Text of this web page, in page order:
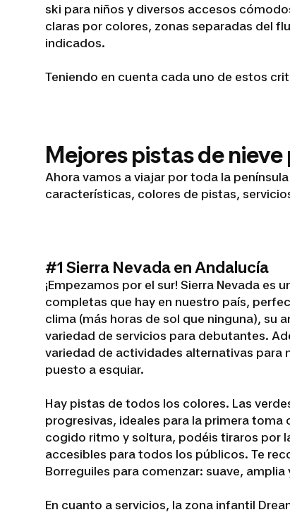
ski para niños y diversos accesos
claras por colores, zonas separadas del
indicados.
Teniendo en cuenta cada uno de estos
Mejores pistas de
Ahora vamos a viajar por toda la
características, colores de pistas,
#1 Sierra Nevada en Andalucía
¡Empezamos por el sur! Sierra Nevada es
completas que hay en nuestro país,
clima (más horas de sol que ninguna), su
variedad de servicios para debutantes.
variedad de actividades alternativas para
puesto a esquiar.
Hay pistas de todos los colores. Las
progresivas, ideales para la primera toma
cogido ritmo y soltura, podéis tiraros por
accesibles para todos los públicos. Te
Borreguiles para comenzar: suave,
En cuanto a servicios, la zona infantil